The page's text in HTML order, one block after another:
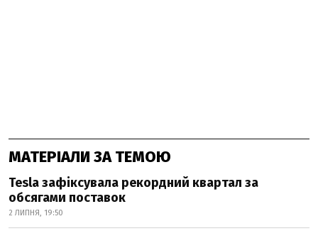
МАТЕРІАЛИ ЗА ТЕМОЮ
Tesla зафіксувала рекордний квартал за
обсягами поставок
2 ЛИПНЯ, 19:50